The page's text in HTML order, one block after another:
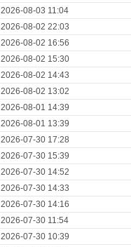
2026-08-03 11:04
2026-08-02 22:03
2026-08-02 16:56
2026-08-02 15:30
2026-08-02 14:43
2026-08-02 13:02
2026-08-01 14:39
2026-08-01 13:39
2026-07-30 17:28
2026-07-30 15:39
2026-07-30 14:52
2026-07-30 14:33
2026-07-30 14:16
2026-07-30 11:54
2026-07-30 10:39